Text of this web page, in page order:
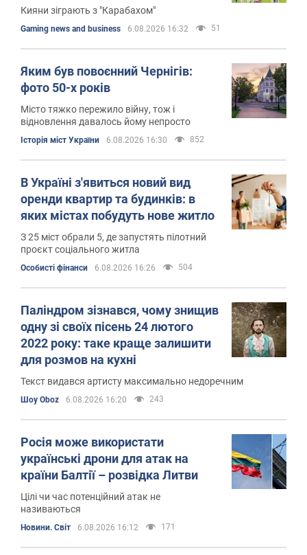
Кияни зіграють з "Карабахом"
Gaming news and business 6.08.2026 16:32 51
Яким був повоєнний Чернігів:
фото 50-х років
Місто тяжко пережило війну, тож і
відновлення давалось йому непросто
Історія міст України 6.08.2026 16:30 852
В Україні з'явиться новий вид
оренди квартир та будинків: в
яких містах побудуть нове житло
З 25 міст обрали 5, де запустять пілотний
проєкт соціального житла
Особисті фінанси 6.08.2026 16:26 504
Паліндром зізнався, чому знищив
одну зі своїх пісень 24 лютого
2022 року: таке краще залишити
для розмов на кухні
Текст видався артисту максимально недоречним
Шоу Oboz 6.08.2026 16:20 243
Росія може використати
українські дрони для атак на
країни Балтії – розвідка Литви
Цілі чи час потенційний атак не
називаються
Новини. Світ 6.08.2026 16:12 171